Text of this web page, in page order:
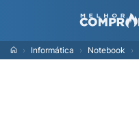
Informática Notebook